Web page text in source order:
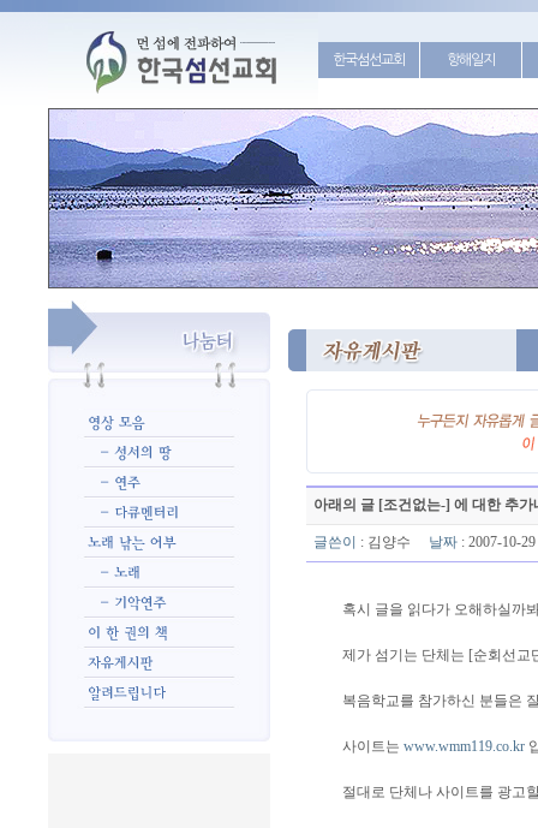
한국섬선교회 항해일지
아래의 글 [조건없는-] 에 대한 추가
글쓴이 : 김양수 날짜 : 2007-10-
혹시 글을 읽다가 오해하실까
제가 섬기는 단체는 [순회선교
복음학교를 참가하신 분들은
사이트는 www.wmm119.co.kr
절대로 단체나 사이트를 광고